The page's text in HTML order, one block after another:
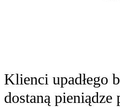
Klienci upadłego
dostaną pieniądze